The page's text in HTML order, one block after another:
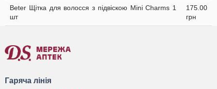
Beter Щітка для волосся з підвіскою Mini Сharms 1
шт
175.00
грн
Гаряча лінія